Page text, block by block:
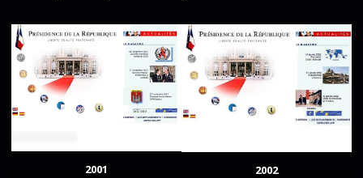
2001 2002